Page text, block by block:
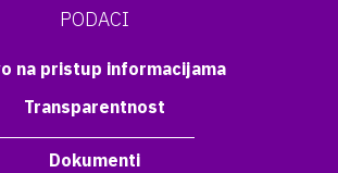
PODACI
na pristup informacijama
Transparentnost
Dokumenti